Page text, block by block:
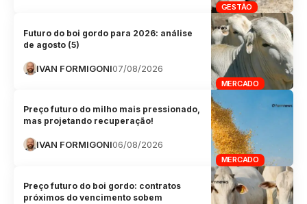
GESTÃO
MERCADO
Futuro do boi gordo para 2026: análise
de agosto (5)
IVAN FORMIGONI07/08/2026
MERCADO
Preço futuro do milho mais pressionado,
mas projetando recuperação!
IVAN FORMIGONI06/08/2026
Preço futuro do boi gordo: contratos
próximos do vencimento sobem